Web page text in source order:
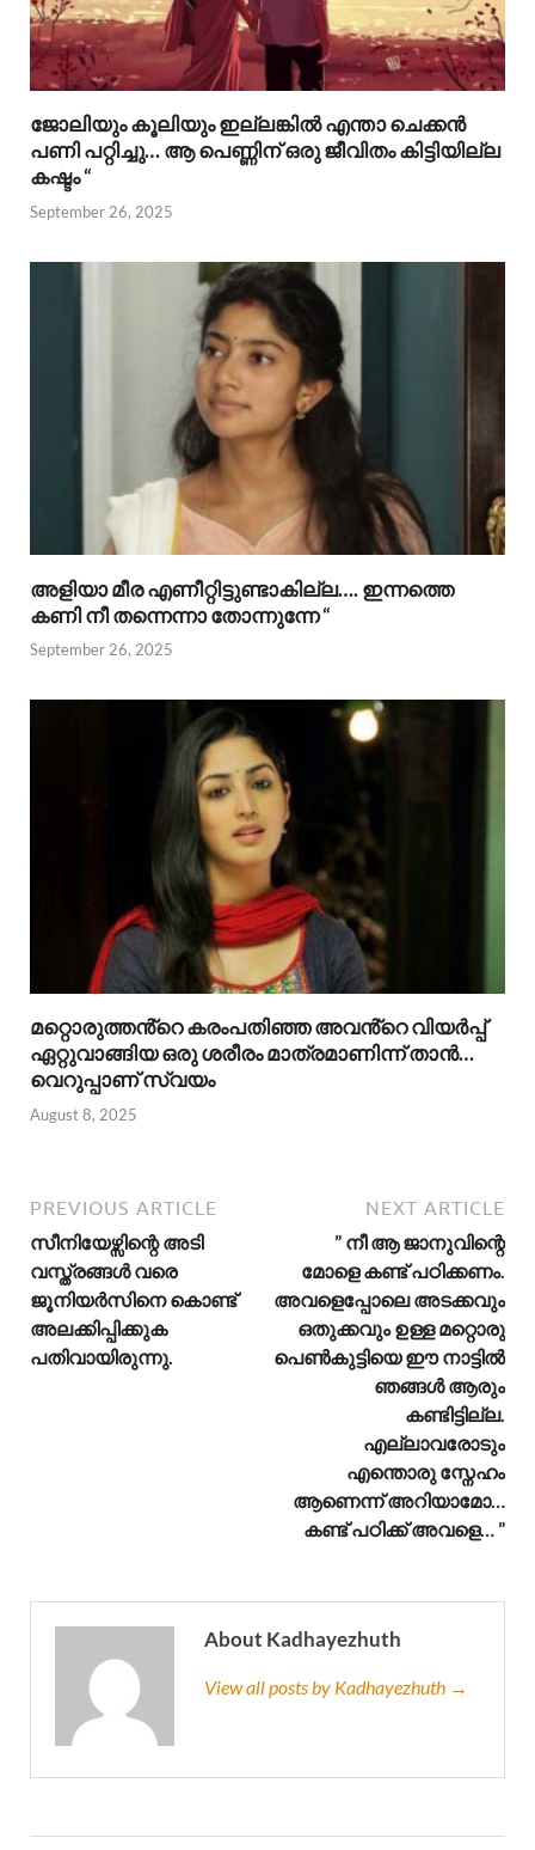
ജോലിയും കൂലിയും ഇല്ലങ്കിൽ എന്താ ചെക്കൻ
പണി പറ്റിച്ചു… ആ പെണ്ണിന് ഒരു ജീവിതം കിട്ടിയില്ല
കഷ്ടം “
September 26, 2025
അളിയാ മീര എണീറ്റിട്ടുണ്ടാകില്ല…. ഇന്നത്തെ
കണി നീ തന്നെന്നാ തോന്നുന്നേ “
September 26, 2025
മറ്റൊരുത്തൻ്റെ കരംപതിഞ്ഞ അവൻ്റെ വിയർപ്പ്
ഏറ്റുവാങ്ങിയ ഒരു ശരീരം മാത്രമാണിന്ന് താൻ…
വെറുപ്പാണ് സ്വയം
August 8, 2025
PREVIOUS ARTICLE
സീനിയേഴ്സിന്റെ അടി
വസ്ത്രങ്ങൾ വരെ
ജൂനിയർസിനെ കൊണ്ട്
അലക്കിപ്പിക്കുക
പതിവായിരുന്നു.
NEXT ARTICLE
” നീ ആ ജാനുവിന്റെ
മോളെ കണ്ട് പഠിക്കണം.
അവളെപ്പോലെ അടക്കവും
ഒതുക്കവും ഉള്ള മറ്റൊരു
പെൺകുട്ടിയെ ഈ നാട്ടിൽ
ഞങ്ങൾ ആരും
കണ്ടിട്ടില്ല.
എല്ലാവരോടും
എന്തൊരു സ്നേഹം
ആണെന്ന് അറിയാമോ…
കണ്ട് പഠിക്ക് അവളെ… ”
About Kadhayezhuth
View all posts by Kadhayezhuth →